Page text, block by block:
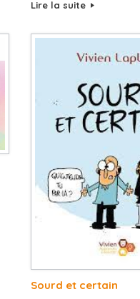
Lire la suite
Sourd et certain